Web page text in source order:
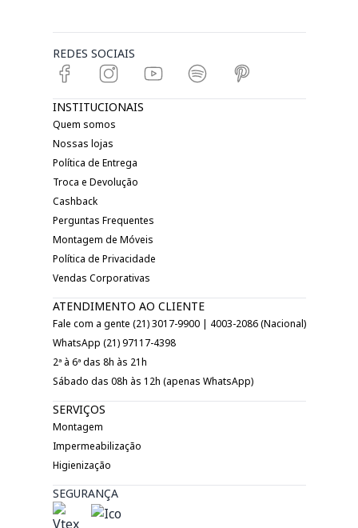
REDES SOCIAIS
INSTITUCIONAIS
Quem somos
Nossas lojas
Política de Entrega
Troca e Devolução
Cashback
Perguntas Frequentes
Montagem de Móveis
Política de Privacidade
Vendas Corporativas
ATENDIMENTO AO CLIENTE
Fale com a gente (21) 3017-9900 | 4003-2086 (Nacional)
WhatsApp (21) 97117-4398
2ª à 6ª das 8h às 21h
Sábado das 08h às 12h (apenas WhatsApp)
SERVIÇOS
Montagem
Impermeabilização
Higienização
SEGURANÇA